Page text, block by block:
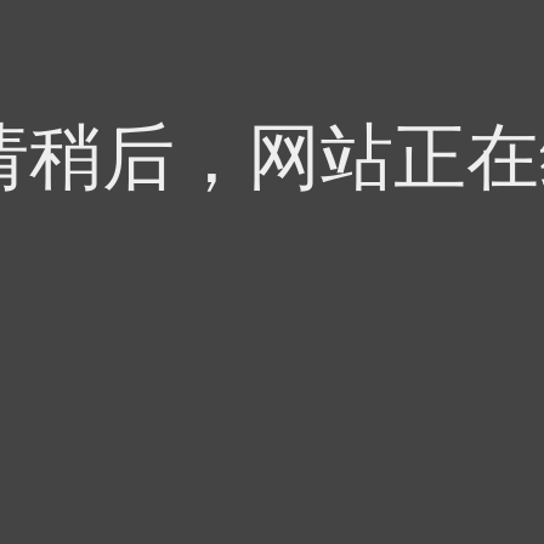
稍后，网站正